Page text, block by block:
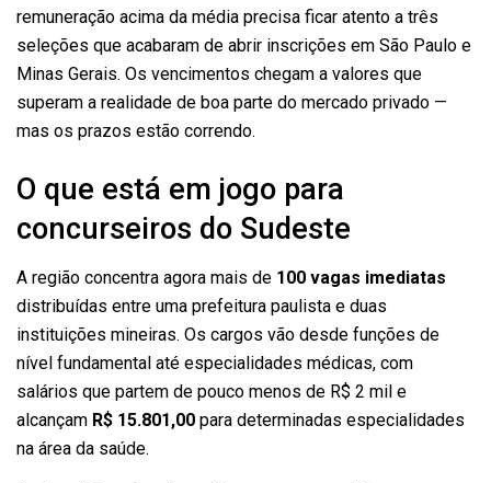
remuneração acima da média precisa ficar atento a três
seleções que acabaram de abrir inscrições em São Paulo e
Minas Gerais. Os vencimentos chegam a valores que
superam a realidade de boa parte do mercado privado —
mas os prazos estão correndo.
O que está em jogo para
concurseiros do Sudeste
A região concentra agora mais de 100 vagas imediatas
distribuídas entre uma prefeitura paulista e duas
instituições mineiras. Os cargos vão desde funções de
nível fundamental até especialidades médicas, com
salários que partem de pouco menos de R$ 2 mil e
alcançam R$ 15.801,00 para determinadas especialidades
na área da saúde.